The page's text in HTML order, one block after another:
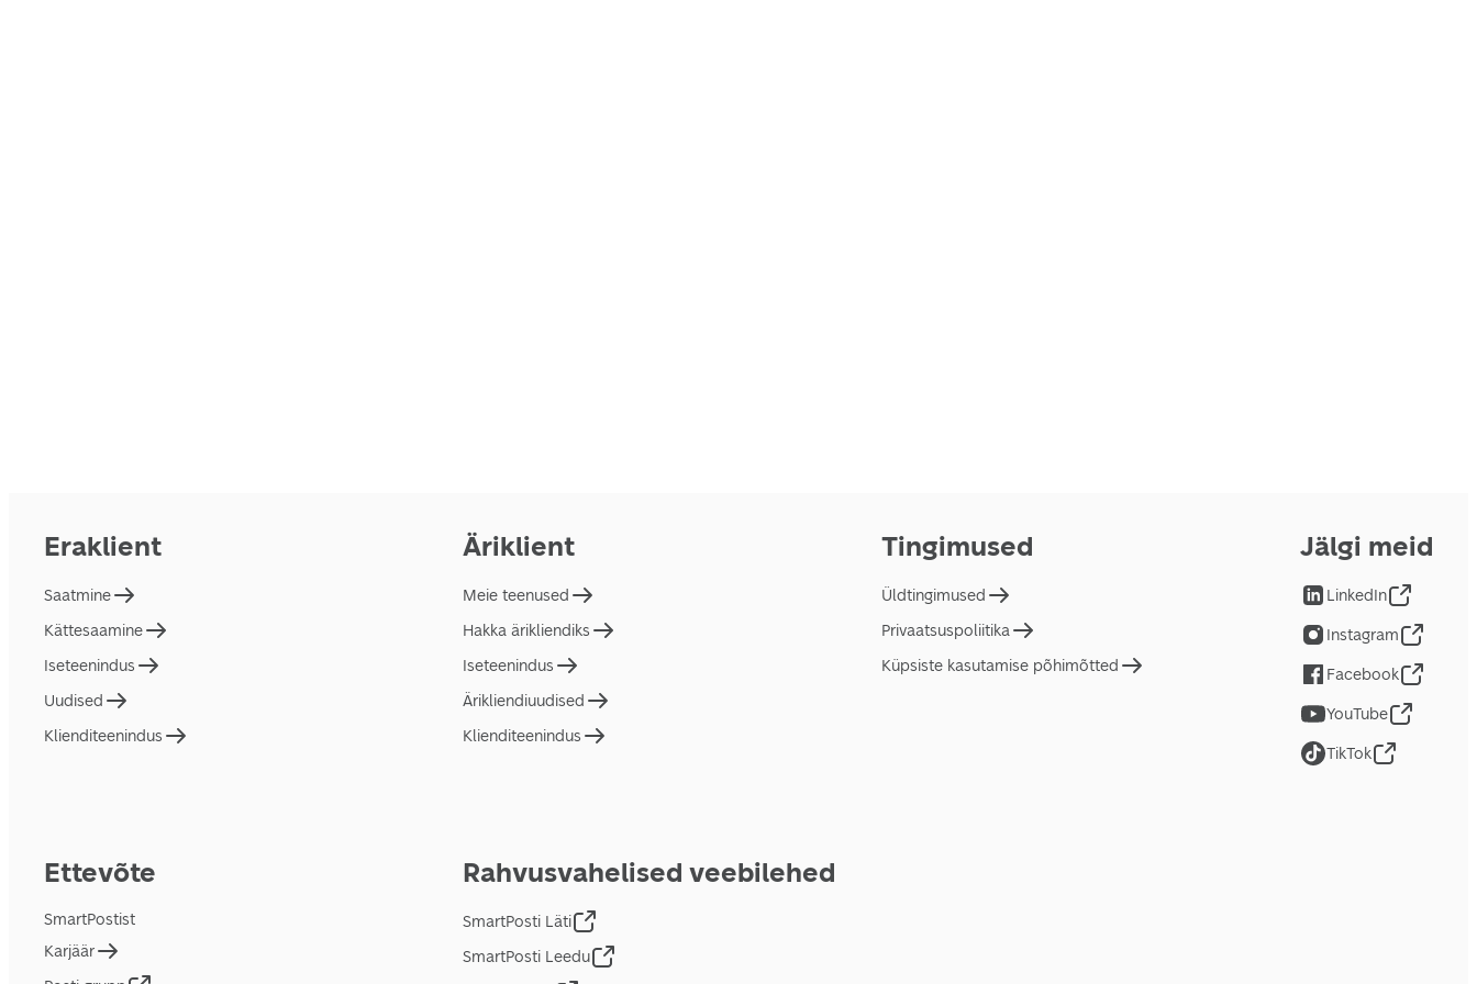
Eraklient
Saatmine
Kättesaamine
Iseteenindus
Uudised
Klienditeenindus
Äriklient
Meie teenused
Hakka ärikliendiks
Iseteenindus
Ärikliendiuudised
Klienditeenindus
Tingimused
Üldtingimused
Privaatsuspoliitika
Küpsiste kasutamise põhimõtted
Ettevõte
SmartPostist
Karjäär
Rahvusvahelised veebilehed
SmartPosti Läti
SmartPosti Leedu
Jälgi meid
LinkedIn
Instagram
Facebook
YouTube
TikTok